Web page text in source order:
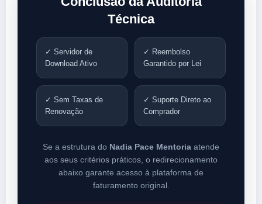
Técnica
✓ Servidor de
Download Ativo
✓ Reembolso
Garantido por Lei
✓ Sem Taxas de
Renovação
✓ Suporte Direto ao
Comprador
Se a estrutura do Nadia Pace Mentoria atende
aos seus critérios práticos, o redirecionamento
abaixo garante acesso à plataforma de
faturamento original.